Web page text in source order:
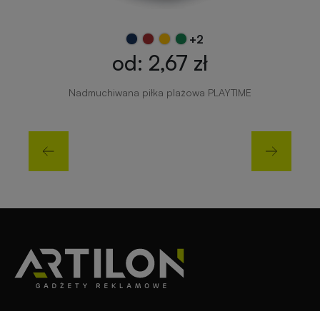
+2
od: 2,67 zł
Nadmuchiwana piłka plażowa PLAYTIME